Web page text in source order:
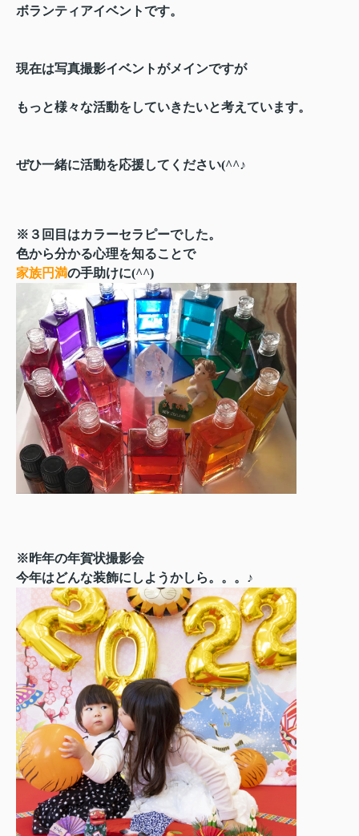
ボランティアイベントです。
現在は写真撮影イベントがメインですが
もっと様々な活動をしていきたいと考えています。
ぜひ一緒に活動を応援してください(^^♪
※３回目はカラーセラピーでした。
色から分かる心理を知ることで
家族円満の手助けに(^^)
※昨年の年賀状撮影会
今年はどんな装飾にしようかしら。。。♪